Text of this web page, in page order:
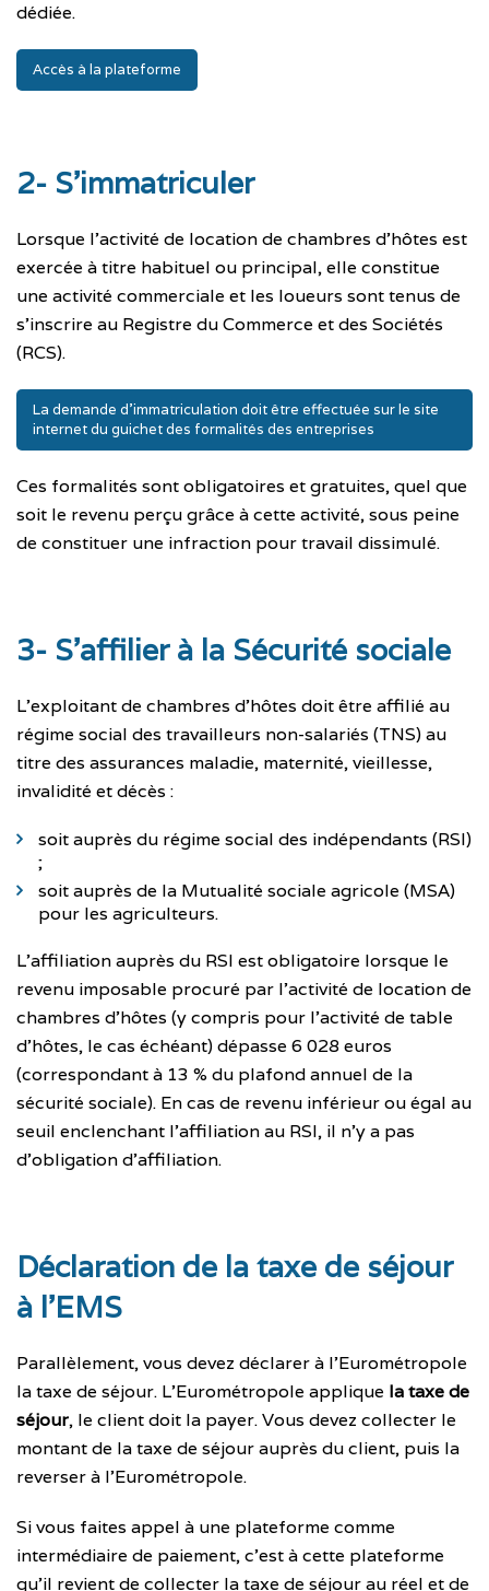
dédiée.
Accès à la plateforme
2- S’immatriculer
Lorsque l’activité de location de chambres d’hôtes est
exercée à titre habituel ou principal, elle constitue
une activité commerciale et les loueurs sont tenus de
s’inscrire au Registre du Commerce et des Sociétés
(RCS).
La demande d’immatriculation doit être effectuée sur le site
internet du guichet des formalités des entreprises
Ces formalités sont obligatoires et gratuites, quel que
soit le revenu perçu grâce à cette activité, sous peine
de constituer une infraction pour travail dissimulé.
3- S’affilier à la Sécurité sociale
L’exploitant de chambres d’hôtes doit être affilié au
régime social des travailleurs non-salariés (TNS) au
titre des assurances maladie, maternité, vieillesse,
invalidité et décès :
soit auprès du régime social des indépendants (RSI)
;
soit auprès de la Mutualité sociale agricole (MSA)
pour les agriculteurs.
L’affiliation auprès du RSI est obligatoire lorsque le
revenu imposable procuré par l’activité de location de
chambres d’hôtes (y compris pour l’activité de table
d’hôtes, le cas échéant) dépasse 6 028 euros
(correspondant à 13 % du plafond annuel de la
sécurité sociale). En cas de revenu inférieur ou égal au
seuil enclenchant l’affiliation au RSI, il n’y a pas
d’obligation d’affiliation.
Déclaration de la taxe de séjour
à l’EMS
Parallèlement, vous devez déclarer à l’Eurométropole
la taxe de séjour. L’Eurométropole applique la taxe de
séjour, le client doit la payer. Vous devez collecter le
montant de la taxe de séjour auprès du client, puis la
reverser à l’Eurométropole.
Si vous faites appel à une plateforme comme
intermédiaire de paiement, c’est à cette plateforme
qu’il revient de collecter la taxe de séjour au réel et de